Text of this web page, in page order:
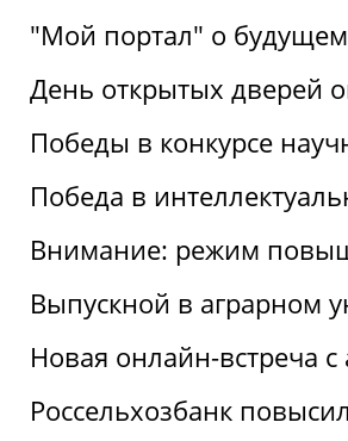
"Мой портал" о
День открытых дверей
Победы в конкурсе
Победа в
Внимание: режим
Выпускной в аграрном
Новая онлайн-встреча
Россельхозбанк